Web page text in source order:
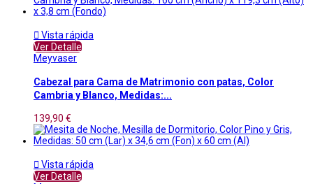
 Vista rápida
Ver Detalle
Meyvaser
Cabezal para Cama de Matrimonio con patas, Color
Cambria y Blanco, Medidas:...
139,90 €
 Vista rápida
Ver Detalle